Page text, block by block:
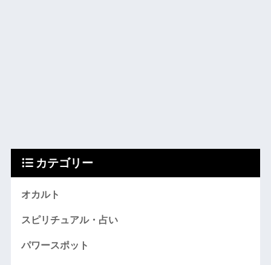
カテゴリー
オカルト
スピリチュアル・占い
パワースポット